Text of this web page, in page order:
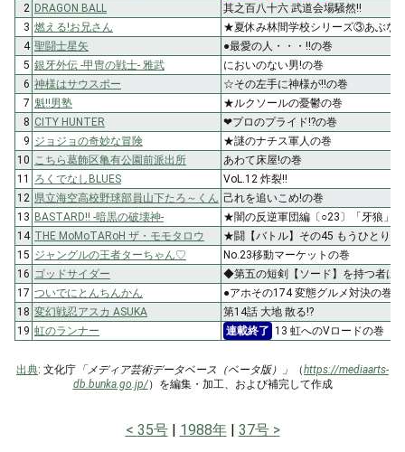
2 DRAGON BALL
其之百八十六 武道会場騒然!!
3 燃える!お兄さん
★夏休み林間学校シリーズ③あぶな
4 聖闘士星矢
●最愛の人・・・!!の巻
5 銀牙外伝 -甲冑の戦士- 雅武
においのない男!の巻
6 神様はサウスポー
☆その左手に神様が!!の巻
7 魁!!男塾
★ルクソールの憂鬱の巻
8 CITY HUNTER
❤プロのプライド!?の巻
9 ジョジョの奇妙な冒険
★謎のナチス軍人の巻
10
こちら葛飾区亀有公園前派出所
あわて床屋!の巻
11
ろくでなしBLUES
VoL.12 炸裂!!
12 県立海空高校野球部員山下たろ～くん 己れを追いこめ!の巻
13 BASTARD!! -暗黒の破壊神-
★闇の反逆軍団編〔○23〕「牙狼」
14 THE MoMoTARoH ザ・モモタロウ
★闘【バトル】その45 もうひとり
15 ジャングルの王者ターちゃん♡
No.23移動マーケットの巻
16 ゴッドサイダー
◆第五の短剣【ソード】を持つ者は
17 ついでにとんちんかん
●アホその174 変態グルメ対決の巻
18 変幻戦忍アスカ ASUKA
第14話 大地 散る!?
19 虹のランナー 連載終了 13 虹へのVロードの巻
出典: 文化庁 「メディア芸術データベース（ベータ版）」 （https://mediaarts-
db.bunka.go.jp/）を編集・加工、および補完して作成
35号 1988年 37号